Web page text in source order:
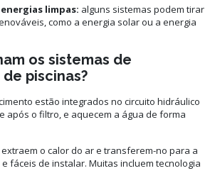
limpas: alguns sistemas podem tirar
como a energia solar ou a energia
os sistemas de
piscinas?
estão integrados no circuito hidráulico
após o filtro, e aquecem a água de forma
extraem o calor do ar e transferem-no para a
fáceis de instalar. Muitas incluem tecnologia